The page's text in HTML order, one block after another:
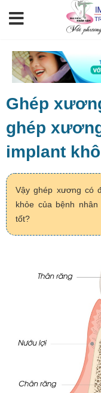
Ghép
ghép
implant
Vậy ghép xương có
khỏe của bệnh
tốt?